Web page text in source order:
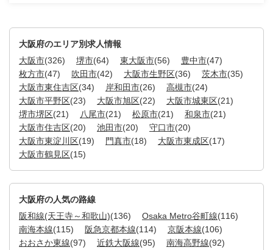
大阪府のエリア別求人情報
大阪市(326) 堺市(64) 東大阪市(56) 豊中市(47)
枚方市(47) 吹田市(42) 大阪市生野区(36) 茨木市(35)
大阪市東住吉区(34) 岸和田市(26) 高槻市(24)
大阪市平野区(23) 大阪市旭区(22) 大阪市城東区(21)
堺市堺区(21) 八尾市(21) 松原市(21) 和泉市(21)
大阪市住吉区(20) 池田市(20) 守口市(20)
大阪市東淀川区(19) 門真市(18) 大阪市東成区(17)
大阪市鶴見区(15)
大阪府の人気の路線
阪和線(天王寺～和歌山)(136) Osaka Metro谷町線(116)
南海本線(115) 阪急京都本線(114) 京阪本線(106)
おおさか東線(97) 近鉄大阪線(95) 南海高野線(92)